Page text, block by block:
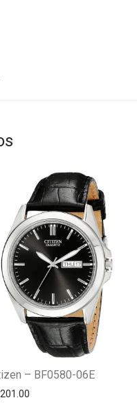
– BF0580-06E